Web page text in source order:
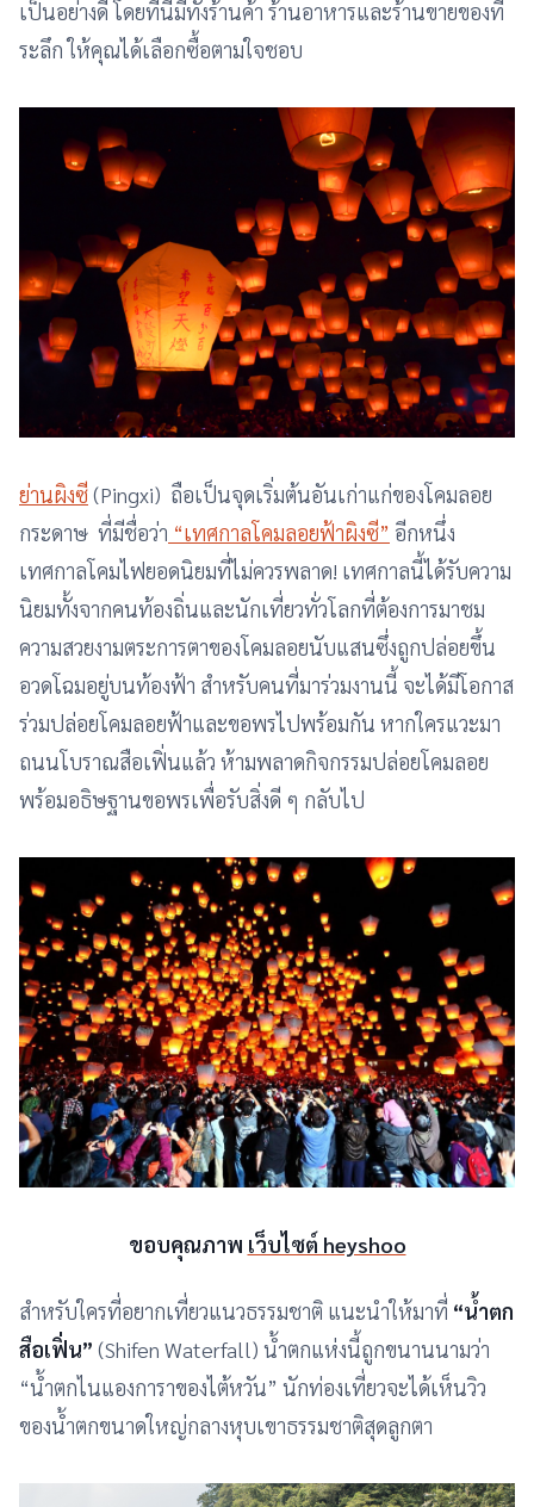
เป็นอย่างดี โดยที่นี่มีทั้งร้านค้า ร้านอาหารและร้านขายของที่
ระลึก ให้คุณได้เลือกซื้อตามใจชอบ
ย่านผิงซี(Pingxi) ถือเป็นจุดเริ่มต้นอันเก่าแก่ของโคมลอย
กระดาษ ที่มีชื่อว่า “เทศกาลโคมลอยฟ้าผิงซี” อีกหนึ่ง
เทศกาลโคมไฟยอดนิยมที่ไม่ควรพลาด! เทศกาลนี้ได้รับความ
นิยมทั้งจากคนท้องถิ่นและนักเที่ยวทั่วโลกที่ต้องการมาชม
ความสวยงามตระการตาของโคมลอยนับแสนซึ่งถูกปล่อยขึ้น
อวดโฉมอยู่บนท้องฟ้า สำหรับคนที่มาร่วมงานนี้ จะได้มีโอกาส
ร่วมปล่อยโคมลอยฟ้าและขอพรไปพร้อมกัน หากใครแวะมา
ถนนโบราณสือเฟิ่นแล้ว ห้ามพลาดกิจกรรมปล่อยโคมลอย
พร้อมอธิษฐานขอพรเพื่อรับสิ่งดี ๆ กลับไป
ขอบคุณภาพ เว็บไซต์ heyshoo
สำหรับใครที่อยากเที่ยวแนวธรรมชาติ แนะนำให้มาที่ “น้ำตก
สือเฟิ่น” (Shifen Waterfall) น้ำตกแห่งนี้ถูกขนานนามว่า
“น้ำตกไนแองการาของไต้หวัน” นักท่องเที่ยวจะได้เห็นวิว
ของน้ำตกขนาดใหญ่กลางหุบเขาธรรมชาติสุดลูกตา